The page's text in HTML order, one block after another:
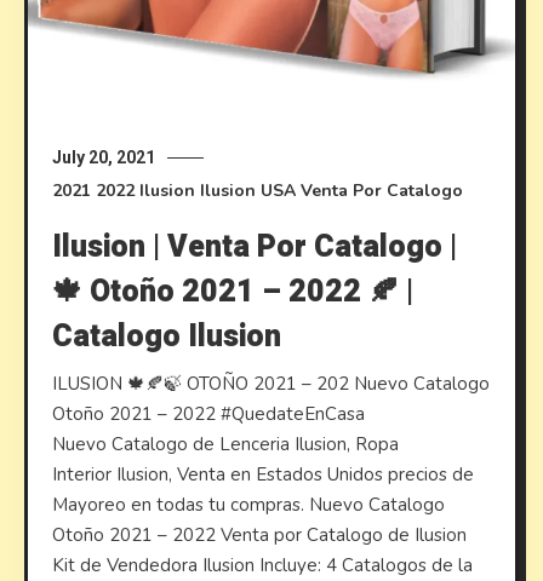
July 20, 2021
2021 2022 Ilusion Ilusion USA Venta Por Catalogo
Ilusion | Venta Por Catalogo |
🍁 Otoño 2021 – 2022 🍂 |
Catalogo Ilusion
ILUSION 🍁🍂🍃 OTOÑO 2021 – 202 Nuevo Catalogo
Otoño 2021 – 2022 #QuedateEnCasa
Nuevo Catalogo de Lenceria Ilusion, Ropa
Interior Ilusion, Venta en Estados Unidos precios de
Mayoreo en todas tu compras. Nuevo Catalogo
Otoño 2021 – 2022 Venta por Catalogo de Ilusion
Kit de Vendedora Ilusion Incluye: 4 Catalogos de la